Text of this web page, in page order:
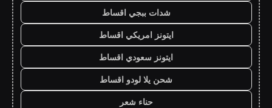
شدات ببجي اقساط
ايتونز امريكي اقساط
ايتونز سعودي اقساط
شحن يلا لودو اقساط
حناء شعر